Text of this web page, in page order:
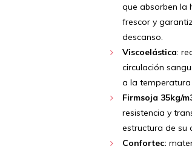
que absorben la
frescor y
descanso.
Viscoelástica:
circulación
a la
Firmsoja 35kg/
resistencia y
estructura de su
Confortec: